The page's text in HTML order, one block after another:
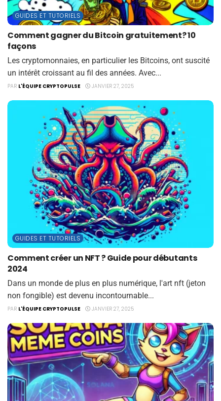
GUIDES ET TUTORIELS
Comment gagner du Bitcoin gratuitement? 10
façons
Les cryptomonnaies, en particulier les Bitcoins, ont suscité
un intérêt croissant au fil des années. Avec...
PAR L'ÉQUIPE CRYPTOPULSE JANVIER 27, 2025
GUIDES ET TUTORIELS
Comment créer un NFT ? Guide pour débutants
2024
Dans un monde de plus en plus numérique, l'art nft (jeton
non fongible) est devenu incontournable...
PAR L'ÉQUIPE CRYPTOPULSE JANVIER 27, 2025